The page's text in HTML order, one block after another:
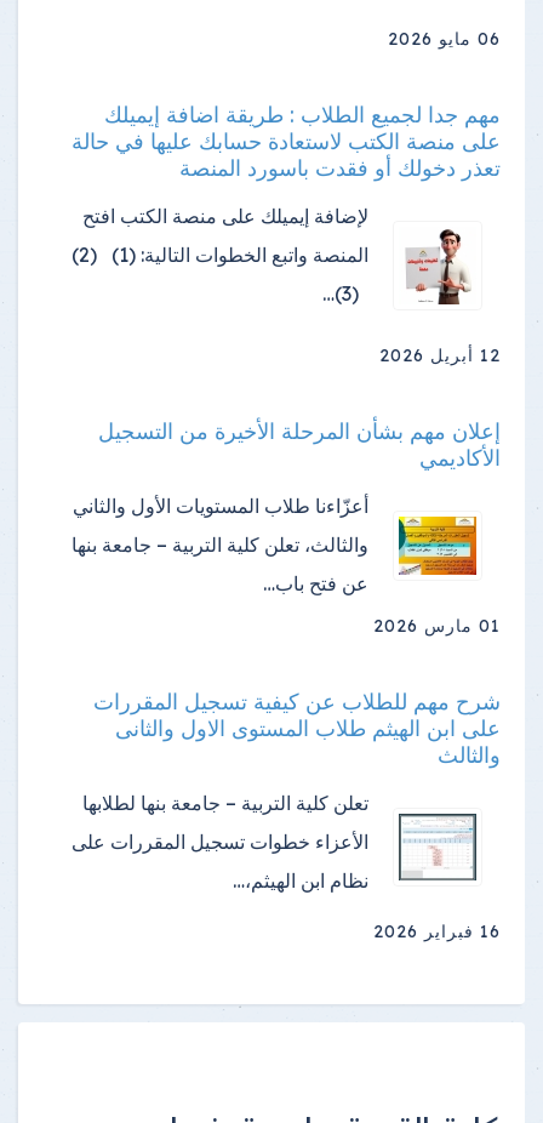
06 مايو 2026
مهم جدا لجميع الطلاب : طريقة اضافة إيميلك
على منصة الكتب لاستعادة حسابك عليها في حالة
تعذر دخولك أو فقدت باسورد المنصة
لإضافة إيميلك على منصة الكتب افتح
المنصة واتبع الخطوات التالية: (1) (2)
(3)…
12 أبريل 2026
إعلان مهم بشأن المرحلة الأخيرة من التسجيل
الأكاديمي
أعزّاءنا طلاب المستويات الأول والثاني
والثالث، تعلن كلية التربية – جامعة بنها
عن فتح باب…
01 مارس 2026
شرح مهم للطلاب عن كيفية تسجيل المقررات
على ابن الهيثم طلاب المستوى الاول والثانى
والثالث
تعلن كلية التربية – جامعة بنها لطلابها
الأعزاء خطوات تسجيل المقررات على
نظام ابن الهيثم،…
16 فبراير 2026